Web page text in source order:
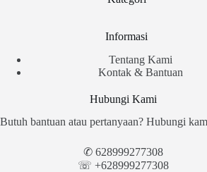
Informasi
Tentang Kami
Kontak & Bantuan
Hubungi Kami
Butuh bantuan atau pertanyaan? Hubungi
✆ 628999277308
☏ +628999277308